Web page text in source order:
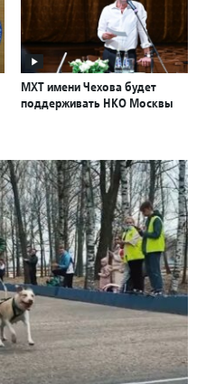
МХТ имени Чехова будет
поддерживать НКО Москвы